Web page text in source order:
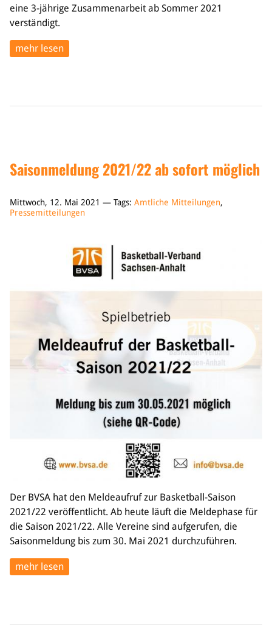
eine 3-jährige Zusammenarbeit ab Sommer 2021
verständigt.
mehr lesen
Saisonmeldung 2021/22 ab sofort möglich
Mittwoch, 12. Mai 2021 — Tags: Amtliche Mitteilungen,
Pressemitteilungen
Der BVSA hat den Meldeaufruf zur Basketball-Saison
2021/22 veröffentlicht. Ab heute läuft die Meldephase für
die Saison 2021/22. Alle Vereine sind aufgerufen, die
Saisonmeldung bis zum 30. Mai 2021 durchzuführen.
mehr lesen